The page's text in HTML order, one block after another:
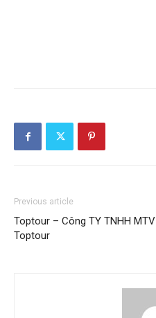
Previous article
Toptour – Công TY TNHH MTV
Toptour